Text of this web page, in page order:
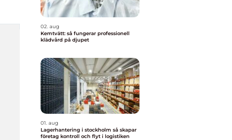
02. aug
Kemtvätt: så fungerar professionell
klädvård på djupet
01. aug
Lagerhantering i stockholm så skapar
företag kontroll och flyt i logistiken